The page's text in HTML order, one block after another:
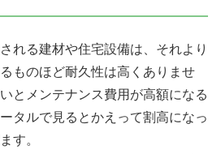
れる建材や住宅設備は、それより
ものほど耐久性は高くありませ
とメンテナンス費用が高額になる
タルで見るとかえって割高になっ
す。